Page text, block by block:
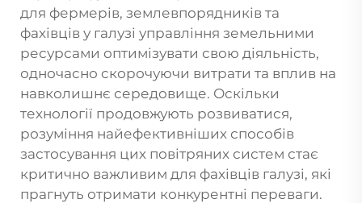
для фермерів, землевпорядників та
фахівців у галузі управління земельними
ресурсами оптимізувати свою діяльність,
одночасно скорочуючи витрати та вплив на
навколишнє середовище. Оскільки
технології продовжують розвиватися,
розуміння найефективніших способів
застосування цих повітряних систем стає
критично важливим для фахівців галузі, які
прагнуть отримати конкурентні переваги.